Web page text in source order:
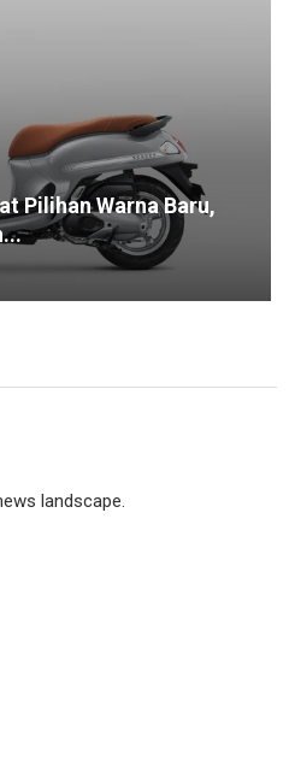
Pilihan Warna Baru,
landscape.